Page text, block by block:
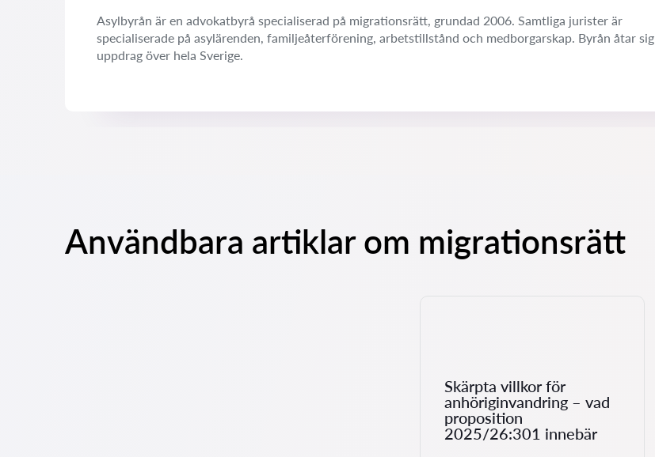
Asylbyrån är en advokatbyrå specialiserad på migrationsrätt, grundad 2006. Samtliga jurister är
specialiserade på asylärenden, familjeåterförening, arbetstillstånd och medborgarskap. Byrån åtar sig
uppdrag över hela Sverige.
Användbara artiklar om migrationsrätt
Skärpta villkor för
anhöriginvandring – vad
proposition
2025/26:301 innebär